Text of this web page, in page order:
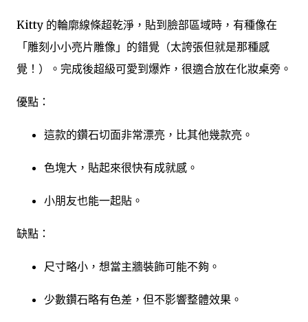
Kitty 的輪廓線條超乾淨，貼到臉部區域時，有種像在
「雕刻小小亮片雕像」的錯覺（太誇張但就是那種感
覺！）。完成後超級可愛到爆炸，很適合放在化妝桌旁。
優點：
這款的鑽石切面非常漂亮，比其他幾款亮。
色塊大，貼起來很快有成就感。
小朋友也能一起貼。
缺點：
尺寸略小，想當主牆裝飾可能不夠。
少數鑽石略有色差，但不影響整體效果。